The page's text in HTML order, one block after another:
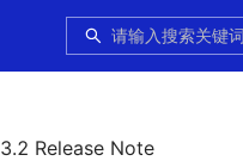
3.2 Release Note